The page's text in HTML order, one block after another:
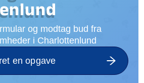
og modtag bud fra
i Charlottenlund
en opgave